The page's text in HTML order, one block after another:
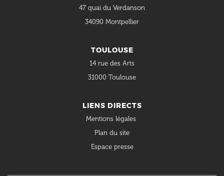
47 quai du Verdanson
34090 Montpellier
TOULOUSE
14 rue des Arts
31000 Toulouse
LIENS DIRECTS
Mentions légales
Plan du site
Espace presse